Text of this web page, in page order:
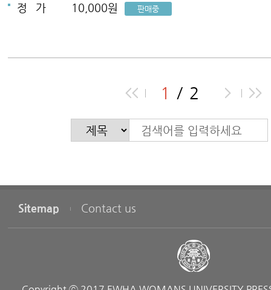
정
가 10,000원 판매중
1 2
Sitemap Contact us